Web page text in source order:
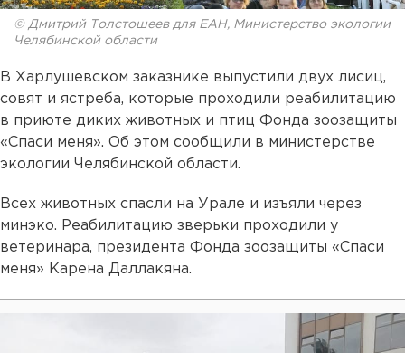
© Дмитрий Толстошеев для ЕАН, Министерство экологии
Челябинской области
В Харлушевском заказнике выпустили двух лисиц,
совят и ястреба, которые проходили реабилитацию
в приюте диких животных и птиц Фонда зоозащиты
«Спаси меня». Об этом сообщили в министерстве
экологии Челябинской области.
Всех животных спасли на Урале и изъяли через
минэко. Реабилитацию зверьки проходили у
ветеринара, президента Фонда зоозащиты «Спаси
меня» Карена Даллакяна.